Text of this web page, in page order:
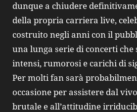
dunque a chiudere
della propria carriera live,
costruito negli anni con il
una lunga serie di concerti
intensi, rumorosi e carichi di
Per molti fan sarà
occasione per assistere dal
brutale e all’attitudine